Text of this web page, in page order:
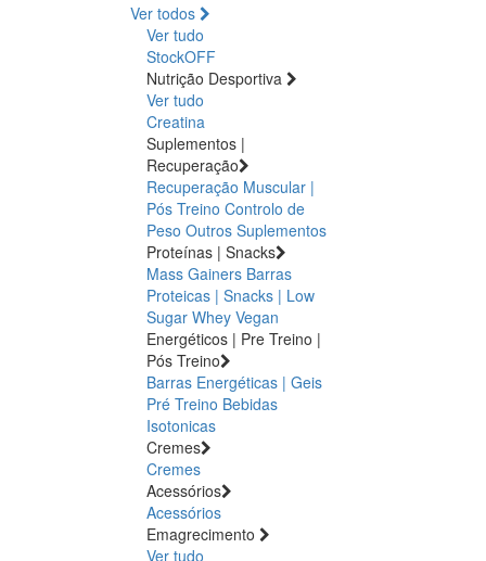
Ver todos
Ver tudo
StockOFF
Nutrição Desportiva
Ver tudo
Creatina
Suplementos |
Recuperação
Recuperação Muscular |
Pós Treino Controlo de
Peso Outros Suplementos
Proteínas | Snacks
Mass Gainers Barras
Proteicas | Snacks | Low
Sugar Whey Vegan
Energéticos | Pre Treino |
Pós Treino
Barras Energéticas | Geis
Pré Treino Bebidas
Isotonicas
Cremes
Cremes
Acessórios
Acessórios
Emagrecimento
Ver tudo